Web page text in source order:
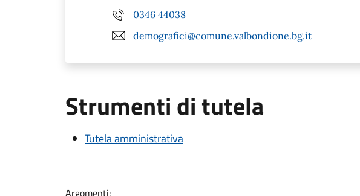
0346 44038
demografici@comune.valbondione.bg.it
Strumenti di tutela
Tutela amministrativa
Argomenti: